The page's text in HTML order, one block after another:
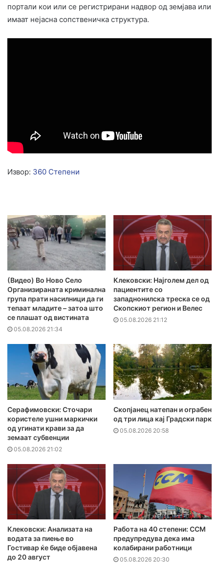
портали кои или се регистрирани надвор од земјава или
имаат нејасна сопственичка структура.
Извор: 360 Степени
(Видео) Во Ново Село
Организираната криминална
група прати насилници да ги
тепаат младите – затоа што
се плашат од вистината
05.08.2026 21:34
Клековски: Најголем дел од
пациентите сo
западнонилска треска се од
Скопскиот регион и Велес
05.08.2026 21:12
Серафимовски: Сточари
користеле ушни маркички
од угинати крави за да
земаат субвенции
05.08.2026 21:02
Скопјанец натепан и ограбен
од три лица кај Градски парк
05.08.2026 20:58
Клековски: Анализата на
водата за пиење во
Гостивар ќе биде објавена
до 20 август
Работа на 40 степени: ССМ
предупредува дека има
колабирани работници
05.08.2026 20:30